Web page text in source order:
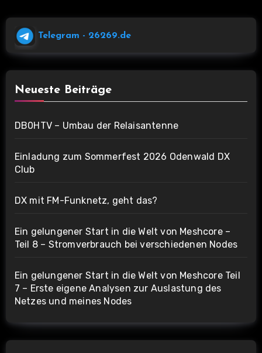
Telegram - 26269.de
Neueste Beiträge
DB0HTV – Umbau der Relaisantenne
Einladung zum Sommerfest 2026 Odenwald DX
Club
DX mit FM-Funknetz, geht das?
Ein gelungener Start in die Welt von Meshcore –
Teil 8 – Stromverbrauch bei verschiedenen Nodes
Ein gelungener Start in die Welt von Meshcore Teil
7 – Erste eigene Analysen zur Auslastung des
Netzes und meines Nodes